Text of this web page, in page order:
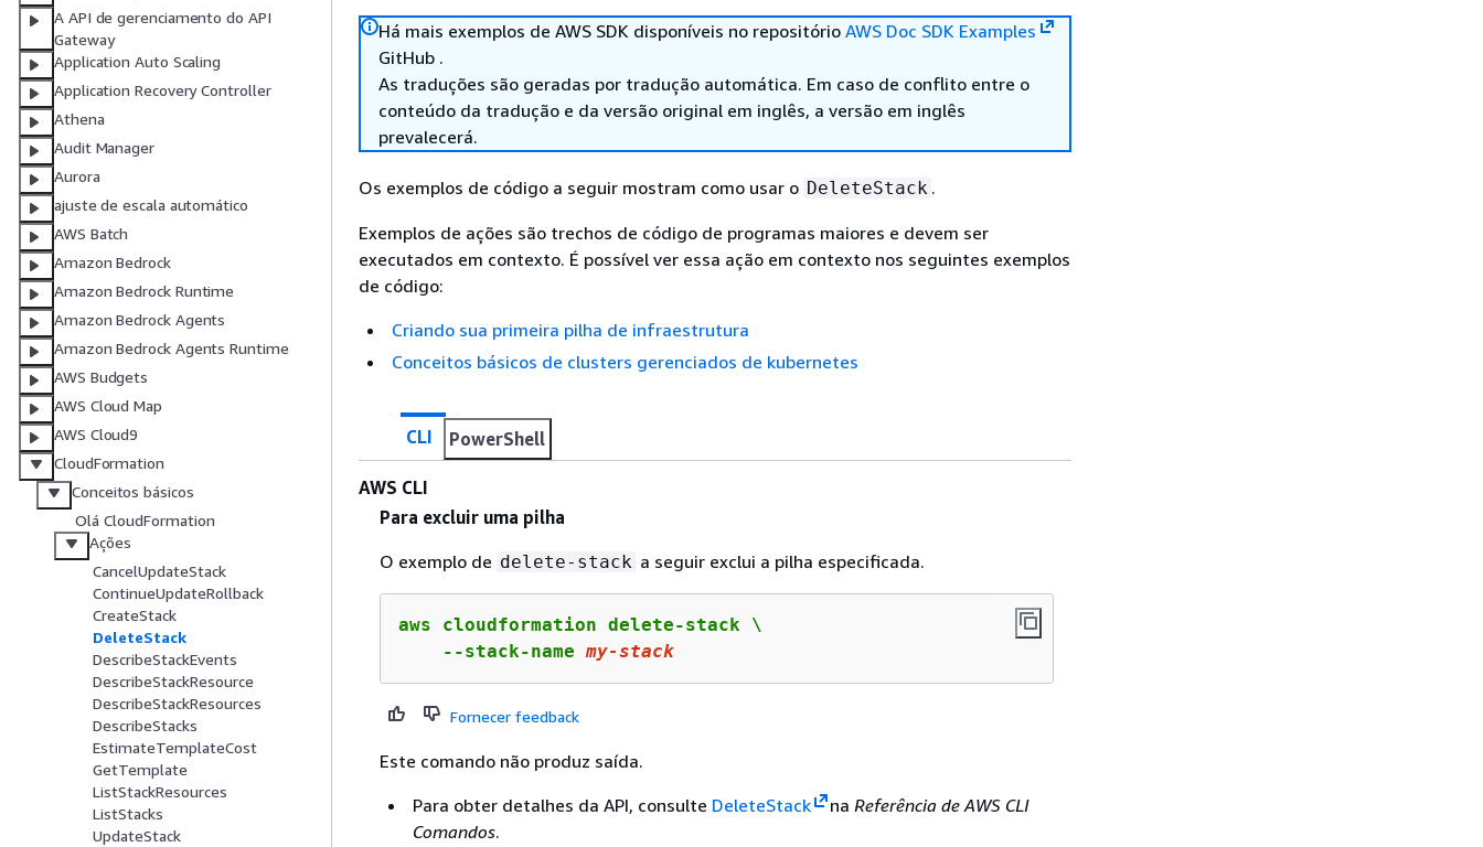
A API de gerenciamento do API
Gateway
Application Auto Scaling
Application Recovery Controller
Athena
Audit Manager
Aurora
ajuste de escala automático
AWS Batch
Amazon Bedrock
Amazon Bedrock Runtime
Amazon Bedrock Agents
Amazon Bedrock Agents Runtime
AWS Budgets
AWS Cloud Map
AWS Cloud9
CloudFormation
Conceitos básicos
Olá CloudFormation
Ações
CancelUpdateStack
ContinueUpdateRollback
CreateStack
DeleteStack
DescribeStackEvents
DescribeStackResource
DescribeStackResources
DescribeStacks
EstimateTemplateCost
GetTemplate
ListStackResources
ListStacks
UpdateStack
Há mais exemplos de AWS SDK disponíveis no repositório AWS Doc SDK Examples
GitHub .
As traduções são geradas por tradução automática. Em caso de conflito entre o
conteúdo da tradução e da versão original em inglês, a versão em inglês
prevalecerá.
Os exemplos de código a seguir mostram como usar o DeleteStack .
Exemplos de ações são trechos de código de programas maiores e devem ser
executados em contexto. É possível ver essa ação em contexto nos seguintes exemplos
de código:
Criando sua primeira pilha de infraestrutura
Conceitos básicos de clusters gerenciados de kubernetes
CLI PowerShell
AWS CLI
Para excluir uma pilha
O exemplo de delete-stack a seguir exclui a pilha especificada.
aws cloudformation delete-stack \
    --stack-name
my-stack
Fornecer feedback
Este comando não produz saída.
Para obter detalhes da API, consulte DeleteStack naReferência de AWS CLI
Comandos.